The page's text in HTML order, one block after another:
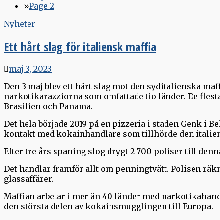
Page 2
Nyheter
Ett hårt slag för italiensk maffia
maj 3, 2023
Den 3 maj blev ett hårt slag mot den syditalienska
narkotikarazziorna som omfattade tio länder. De
Brasilien och Panama.
Det hela började 2019 på en pizzeria i staden Genk i
kontakt med kokainhandlare som tillhörde den
Efter tre års spaning slog drygt 2 700 poliser till
Det handlar framför allt om penningtvätt. Polisen
glassaffärer.
Maffian arbetar i mer än 40 länder med
den största delen av kokainsmugglingen till Europa.